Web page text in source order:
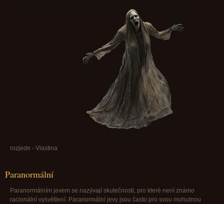
rozjede - Vlastina
Paranormální
Paranormálním jevem se nazývají skutečnosti, pro které není známo
racionální vysvětlení. Paranormální jevy jsou často pro svou mohutnou